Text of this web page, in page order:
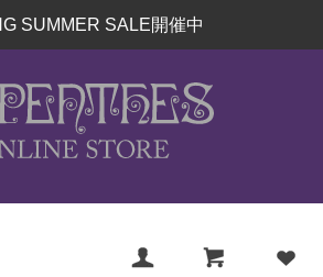
ン
ツ
に
キ
SUMMER SALE開催中